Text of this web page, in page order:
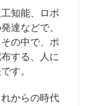
知能、ロボ
達などで、
の中で、ポ
する、人に
す。
からの時代